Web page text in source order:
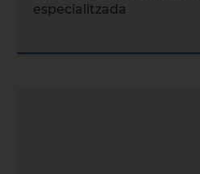
especialitzada